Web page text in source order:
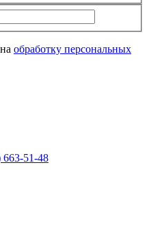
обработку персональных
663-51-48